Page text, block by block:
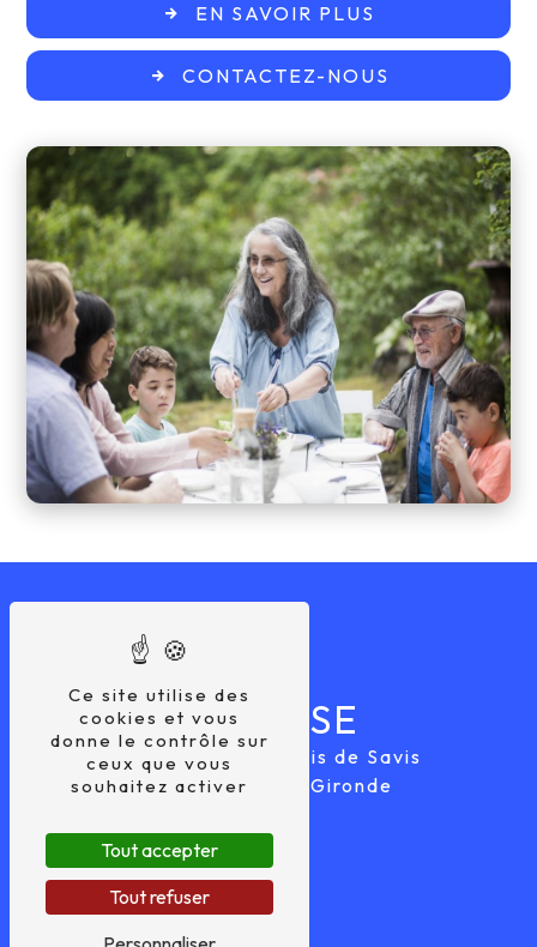
EN SAVOIR PLUS
CONTACTEZ-NOUS
ADRESSE
22 Bis Route du Bois de Savis
33640 Castres-Gironde
Ce site utilise des
cookies et vous
donne le contrôle sur
ceux que vous
souhaitez activer
Tout accepter
Tout refuser